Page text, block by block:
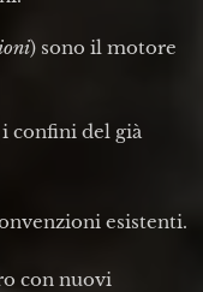
) sono il motore
confini del già
esistenti.
con nuovi